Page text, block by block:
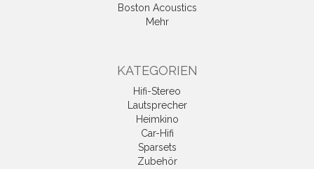
Boston Acoustics
Mehr
KATEGORIEN
Hifi-Stereo
Lautsprecher
Heimkino
Car-Hifi
Sparsets
Zubehör